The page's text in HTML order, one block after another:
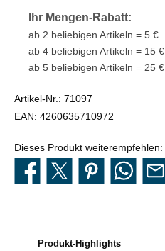
Ihr Mengen-Rabatt:
ab 2 beliebigen Artikeln = 5 €
ab 4 beliebigen Artikeln = 15 €
ab 5 beliebigen Artikeln = 25 €
Artikel-Nr.: 71097
EAN: 4260635710972
Dieses Produkt weiterempfehlen:
Produkt-Highlights